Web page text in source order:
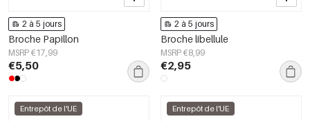
2 à 5 jours
Broche Papillon
MSRP €17,99
€5,50
2 à 5 jours
Broche libellule
MSRP €8,99
€2,95
Entrepôt de l'UE Entrepôt de l'UE